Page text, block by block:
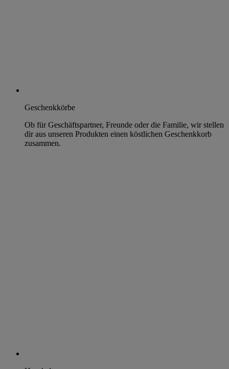
Geschenkkörbe
Ob für Geschäftspartner, Freunde oder die Familie, wir stellen
dir aus unseren Produkten einen köstlichen Geschenkkorb
zusammen.